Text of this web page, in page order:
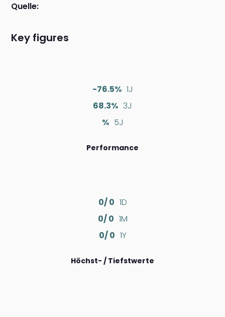
Quelle:
Key figures
-76.5% 1J
68.3% 3J
% 5J
Performance
0/ 0 1D
0/ 0 1M
0/ 0 1Y
Höchst- / Tiefstwerte